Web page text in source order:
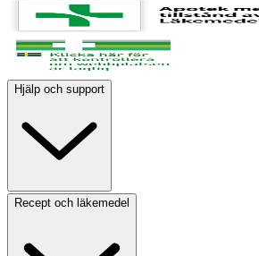
Hjälp och support
Recept och läkemedel